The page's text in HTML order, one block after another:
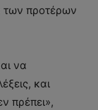
των προτέρων
να
και
πρέπει»,